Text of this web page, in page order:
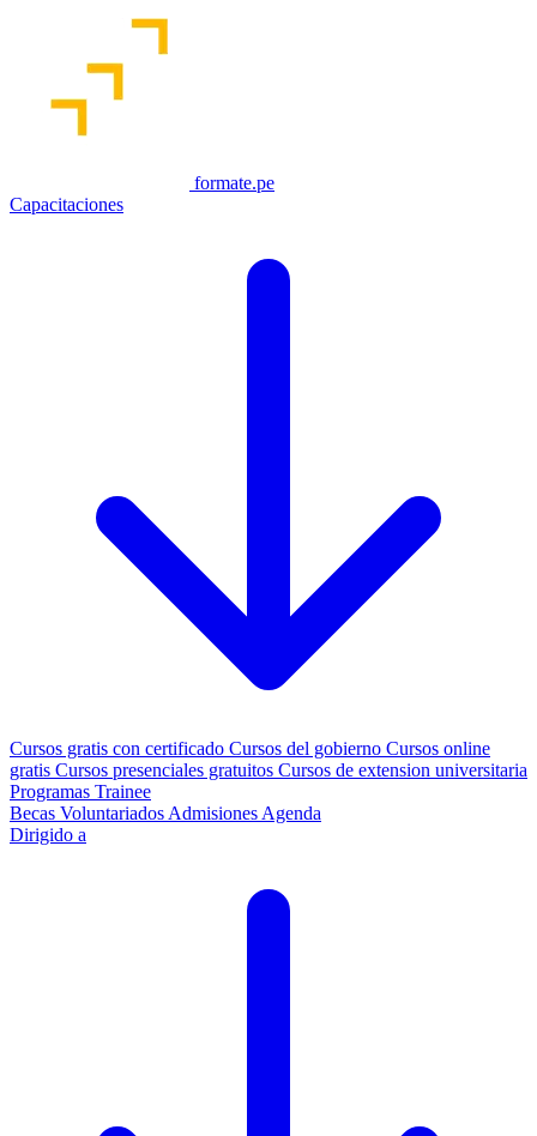
formate.pe
Capacitaciones
Cursos gratis con certificado Cursos del gobierno Cursos online
gratis Cursos presenciales gratuitos Cursos de extension universitaria
Programas Trainee
Becas Voluntariados Admisiones Agenda
Dirigido a